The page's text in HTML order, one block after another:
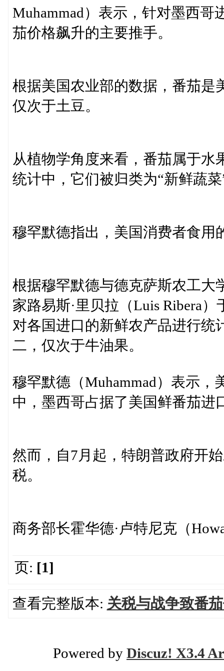
Muhammad）表示，针对墨西
茄价格飙升的主要推手。
根据美国农业部的数据，番茄是
仅次于土豆。
从植物学角度来看，番茄属于水
统计中，它们被归类为“新鲜蔬菜
穆罕默德指出，美国消费者食用
根据穆罕默德与德克萨斯农工大
家路易斯·里贝拉（Luis Ribera
对各国进口的新鲜农产品进行统
二，仅次于牛油果。
穆罕默德（Muhammad）表示
中，墨西哥占据了美国鲜番茄进
然而，自7月起，特朗普政府开
税。
商务部长霍华德·卢特尼克（
页: [1]
查看完整版本: 关税与战争致番
Powered by Discuz! X3.4